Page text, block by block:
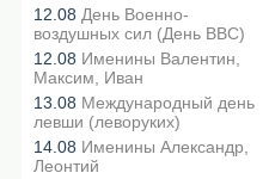
12.08 День Военно-
воздушных сил (День ВВС)
12.08 Именины Валентин,
Максим, Иван
13.08 Международный день
левши (леворуких)
14.08 Именины Александр,
Леонтий